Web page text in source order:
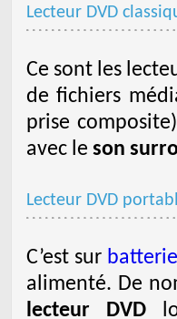
Lecteur DVD
Ce sont les
de fichiers
prise
avec le son
Lecteur DVD
C’est sur batterie
alimenté. De
lecteur DVD